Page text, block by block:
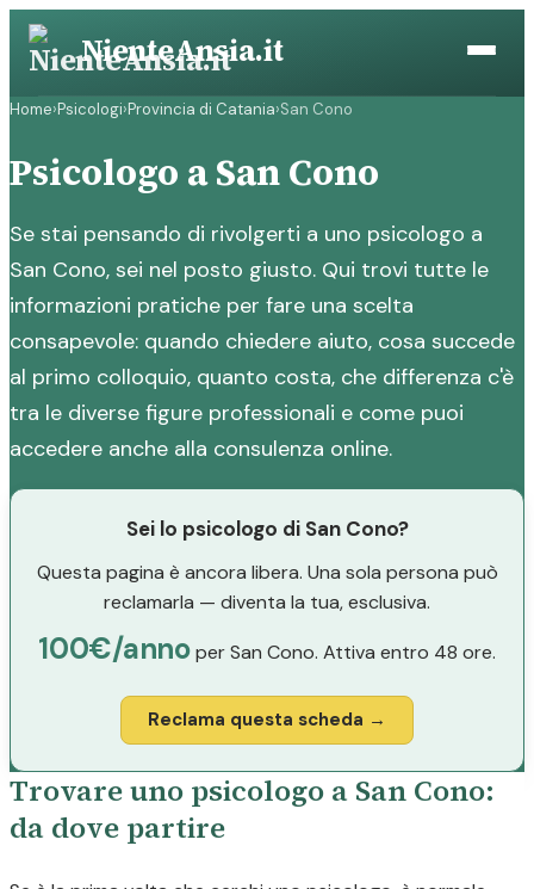
Vai
contenuto
NienteAnsia.it
Home›Psicologi›Provincia di Catania›San Cono
Psicologo a San Cono
Se stai pensando di rivolgerti a uno psicologo a
San Cono, sei nel posto giusto. Qui trovi tutte le
informazioni pratiche per fare una scelta
consapevole: quando chiedere aiuto, cosa succede
al primo colloquio, quanto costa, che differenza c'è
tra le diverse figure professionali e come puoi
accedere anche alla consulenza online.
Sei lo psicologo di San Cono?
Questa pagina è ancora libera. Una sola persona può
reclamarla — diventa la tua, esclusiva.
100€/annoper San Cono. Attiva entro 48 ore.
Reclama questa scheda →
Trovare uno psicologo a San Cono:
da dove partire